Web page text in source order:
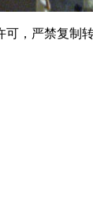
可，严禁复制